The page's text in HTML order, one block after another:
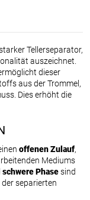
Tellerseparator,
auszeichnet.
dieser
aus der Trommel,
Dies erhöht die
offenen Zulauf,
Mediums
schwere Phasesind
separierten